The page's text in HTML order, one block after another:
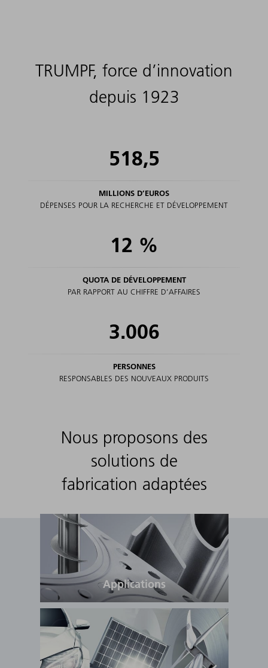
TRUMPF, force d’innovation
depuis 1923
518,5
MILLIONS D’EUROS
DÉPENSES POUR LA RECHERCHE ET DÉVELOPPEMENT
12 %
QUOTA DE DÉVELOPPEMENT
PAR RAPPORT AU CHIFFRE D’AFFAIRES
3.006
PERSONNES
RESPONSABLES DES NOUVEAUX PRODUITS
Nous proposons des
solutions de
fabrication adaptées
Applications